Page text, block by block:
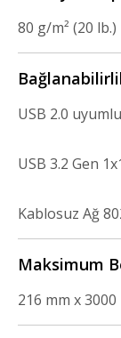
80 g/m² (20
USB 2.0 uyumlu
USB 3.2 Gen
Kablosuz Ağ
Maksimum
216 mm x